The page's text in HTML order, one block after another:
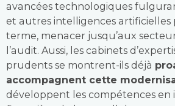
avancées technologiques
et autres intelligences artificielles
terme, menacer jusqu’aux
l’audit. Aussi, les cabinets
prudents se montrent-ils déjà
accompagnent cette
développent les compétences en